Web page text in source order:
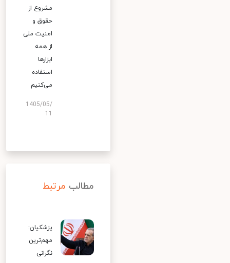
مشروع از
حقوق و
امنیت ملی
از همه
ابزارها
استفاده
می‌کنیم
1405/05/
مطالب مرتبط
پزشکیان:
مهم‌ترین
نگرانی